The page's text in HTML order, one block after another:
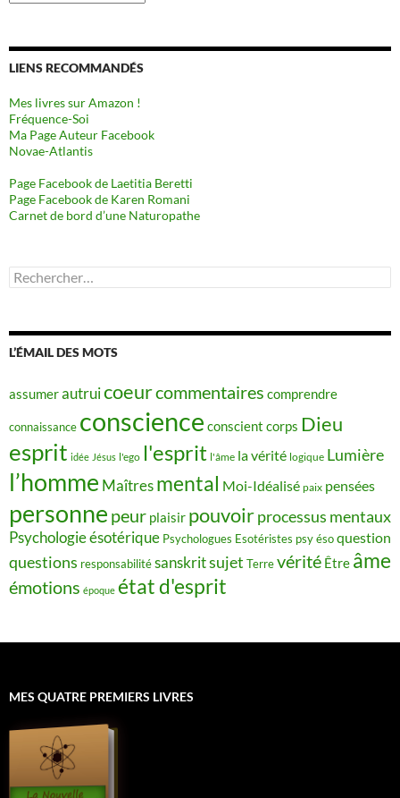
LIENS RECOMMANDÉS
Mes livres sur Amazon !
Fréquence-Soi
Ma Page Auteur Facebook
Novae-Atlantis
Page Facebook de Laetitia Beretti
Page Facebook de Karen Romani
Carnet de bord d’une Naturopathe
Rechercher :
L’ÉMAIL DES MOTS
assumerautruicoeurcommentaires comprendre
connaissance conscience conscient corps Dieu
esprit idée Jésus l'ego l'esprit l'âme la vérité logique Lumière
l’homme Maîtres mental Moi-Idéalisé paix pensées
personne peur plaisir pouvoirprocessus mentaux
Psychologie ésotérique Psychologues Esotéristes psy ésoquestion
questions responsabilitésanskritsujet Terrevérité Être âme
émotions époque état d'esprit
MES QUATRE PREMIERS LIVRES